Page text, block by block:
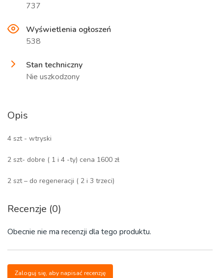
737
Wyświetlenia ogłoszeń
538
Stan techniczny
Nie uszkodzony
Opis
4 szt - wtryski
2 szt- dobre ( 1 i 4 -ty) cena 1600 zł
2 szt – do regeneracji ( 2 i 3 trzeci)
Recenzje (0)
Obecnie nie ma recenzji dla tego produktu.
Zaloguj się, aby napisać recenzję